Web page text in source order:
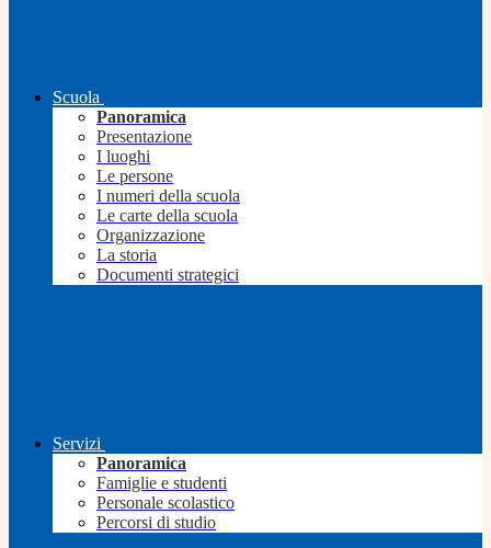
Scuola
Panoramica
Presentazione
I luoghi
Le persone
I numeri della scuola
Le carte della scuola
Organizzazione
La storia
Documenti strategici
Servizi
Panoramica
Famiglie e studenti
Personale scolastico
Percorsi di studio